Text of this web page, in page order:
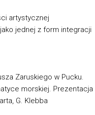
artystycznej
jednej z form integracji
Zaruskiego w Pucku.
morskiej. Prezentacja
G. Klebba